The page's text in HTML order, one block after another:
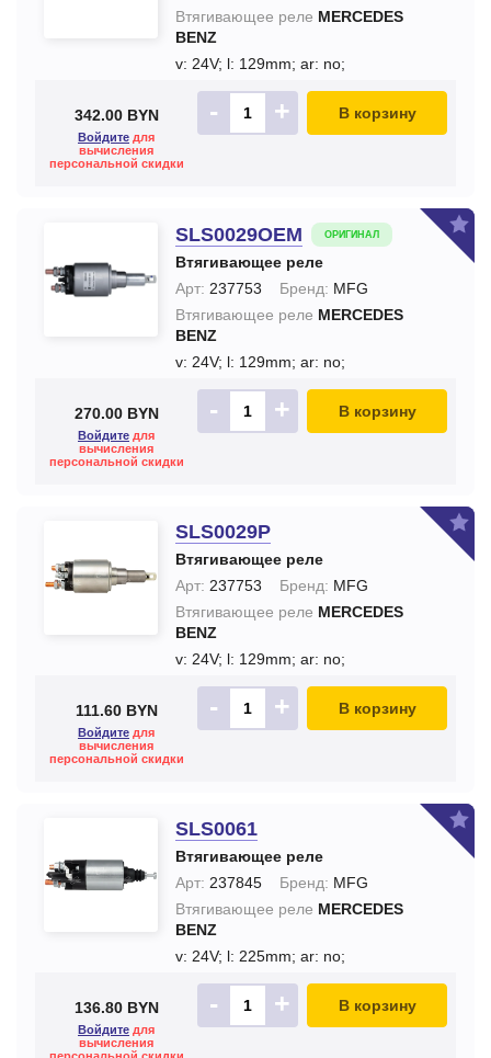
Втягивающее реле MERCEDES
BENZ
v: 24V; l: 129mm; ar: no;
342.00 BYN
Войдите для
вычисления
персональной скидки
- + В корзину
SLS0029OEM ОРИГИНАЛ
Втягивающее реле
Арт: 237753 Бренд: MFG
Втягивающее реле MERCEDES
BENZ
v: 24V; l: 129mm; ar: no;
270.00 BYN
Войдите для
вычисления
персональной скидки
- + В корзину
SLS0029P
Втягивающее реле
Арт: 237753 Бренд: MFG
Втягивающее реле MERCEDES
BENZ
v: 24V; l: 129mm; ar: no;
111.60 BYN
Войдите для
вычисления
персональной скидки
- + В корзину
SLS0061
Втягивающее реле
Арт: 237845 Бренд: MFG
Втягивающее реле MERCEDES
BENZ
v: 24V; l: 225mm; ar: no;
136.80 BYN
Войдите для
вычисления
- + В корзину